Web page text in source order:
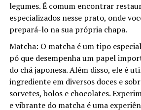
legumes. É comum encontrar
especializados nesse prato, onde
prepará-lo na sua própria chapa.
Matcha: O matcha é um tipo
pó que desempenha um papel
do chá japonesa. Além disso, ele é
ingrediente em diversos doces e
sorvetes, bolos e chocolates.
e vibrante do matcha é uma